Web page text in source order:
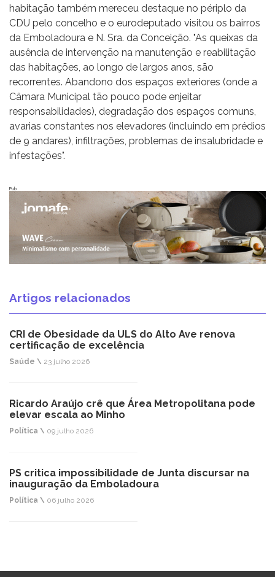
habitação também mereceu destaque no périplo da
CDU pelo concelho e o eurodeputado visitou os bairros
da Emboladoura e N. Sra. da Conceição. "As queixas da
ausência de intervenção na manutenção e reabilitação
das habitações, ao longo de largos anos, são
recorrentes. Abandono dos espaços exteriores (onde a
Câmara Municipal tão pouco pode enjeitar
responsabilidades), degradação dos espaços comuns,
avarias constantes nos elevadores (incluindo em prédios
de 9 andares), infiltrações, problemas de insalubridade e
infestações".
Pub
Artigos relacionados
CRI de Obesidade da ULS do Alto Ave renova
certificação de excelência
Saúde \ 23 julho 2026
Ricardo Araújo crê que Área Metropolitana pode
elevar escala ao Minho
Política \ 09 julho 2026
PS critica impossibilidade de Junta discursar na
inauguração da Emboladoura
Política \ 06 julho 2026